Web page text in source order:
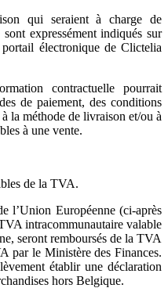
qui seraient à charge de
expressément indiqués sur
électronique de Clictelia
contractuelle pourrait
de paiement, des conditions
la méthode de livraison et/ou à
à une vente.
de la TVA.
l’Union Européenne (ci-après
intracommunautaire valable
seront remboursés de la TVA
par le Ministère des Finances.
établir une déclaration
hors Belgique.